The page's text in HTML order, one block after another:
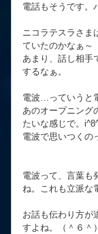
電話もそうです。
ニコラテスラさま
ていたのかなぁ～
あまり、話し相手
するなぁ。
電波…っていうと
あのオープニン
たいな感じで。
電波で思いつくの
電波って、言葉も
ね。これも立派な
お話も伝わり方が
すよね。（＾６＾）